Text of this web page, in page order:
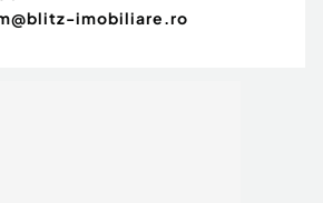
imobiliare.ro